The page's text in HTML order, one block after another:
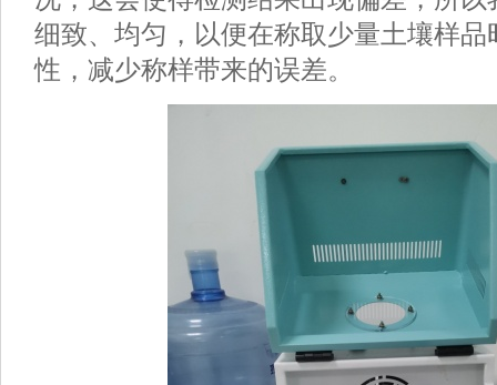
细致、均匀，以便在称取少量土壤样品
性，减少称样带来的误差。